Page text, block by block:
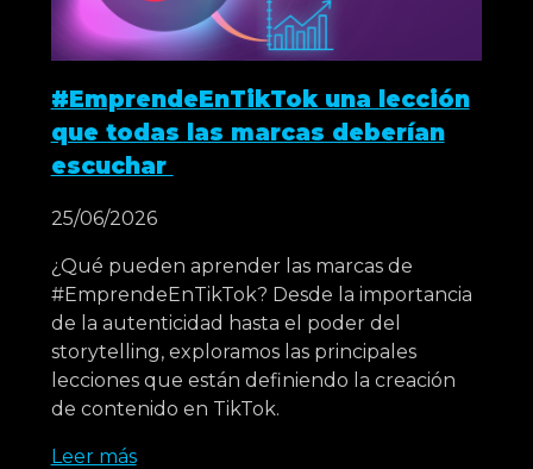
#EmprendeEnTikTok una lección
que todas las marcas deberían
escuchar
25/06/2026
¿Qué pueden aprender las marcas de
#EmprendeEnTikTok? Desde la importancia
de la autenticidad hasta el poder del
storytelling, exploramos las principales
lecciones que están definiendo la creación
de contenido en TikTok.
Leer más